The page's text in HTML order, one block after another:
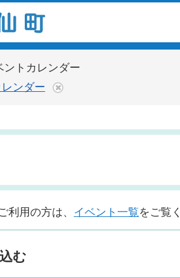
寿と子宝の町
トカレンダー
ンダー
利用の方は、 イベント一覧をご覧
む